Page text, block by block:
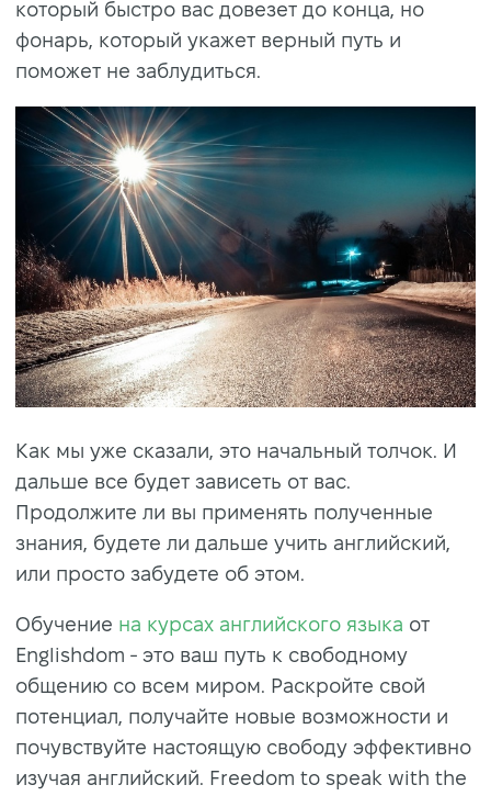
который быстро вас довезет до конца, но
фонарь, который укажет верный путь и
поможет не заблудиться.
Как мы уже сказали, это начальный толчок. И
дальше все будет зависеть от вас.
Продолжите ли вы применять полученные
знания, будете ли дальше учить английский,
или просто забудете об этом.
Обучение на курсах английского языка от
Englishdom - это ваш путь к свободному
общению со всем миром. Раскройте свой
потенциал, получайте новые возможности и
почувствуйте настоящую свободу эффективно
изучая английский. Freedom to speak with the